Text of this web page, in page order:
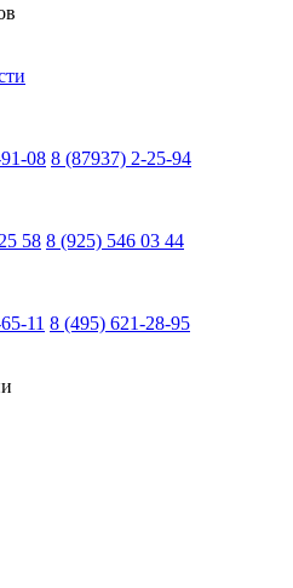
08 8 (87937) 2-25-94
58 8 (925) 546 03 44
11 8 (495) 621-28-95